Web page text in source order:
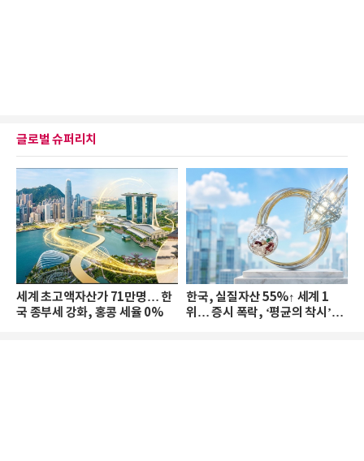
글로벌 슈퍼리치
세계 초고액자산가 71만명… 한
국 종부세 강화, 홍콩 세율 0%
한국, 실질자산 55%↑ 세계 1
위… 증시 폭락, ‘평균의 착시’와